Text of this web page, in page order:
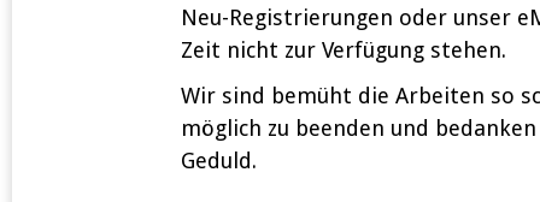
Neu-Registrierungen oder unser
Zeit nicht zur Verfügung stehen.
Wir sind bemüht die Arbeiten so
möglich zu beenden und
Geduld.